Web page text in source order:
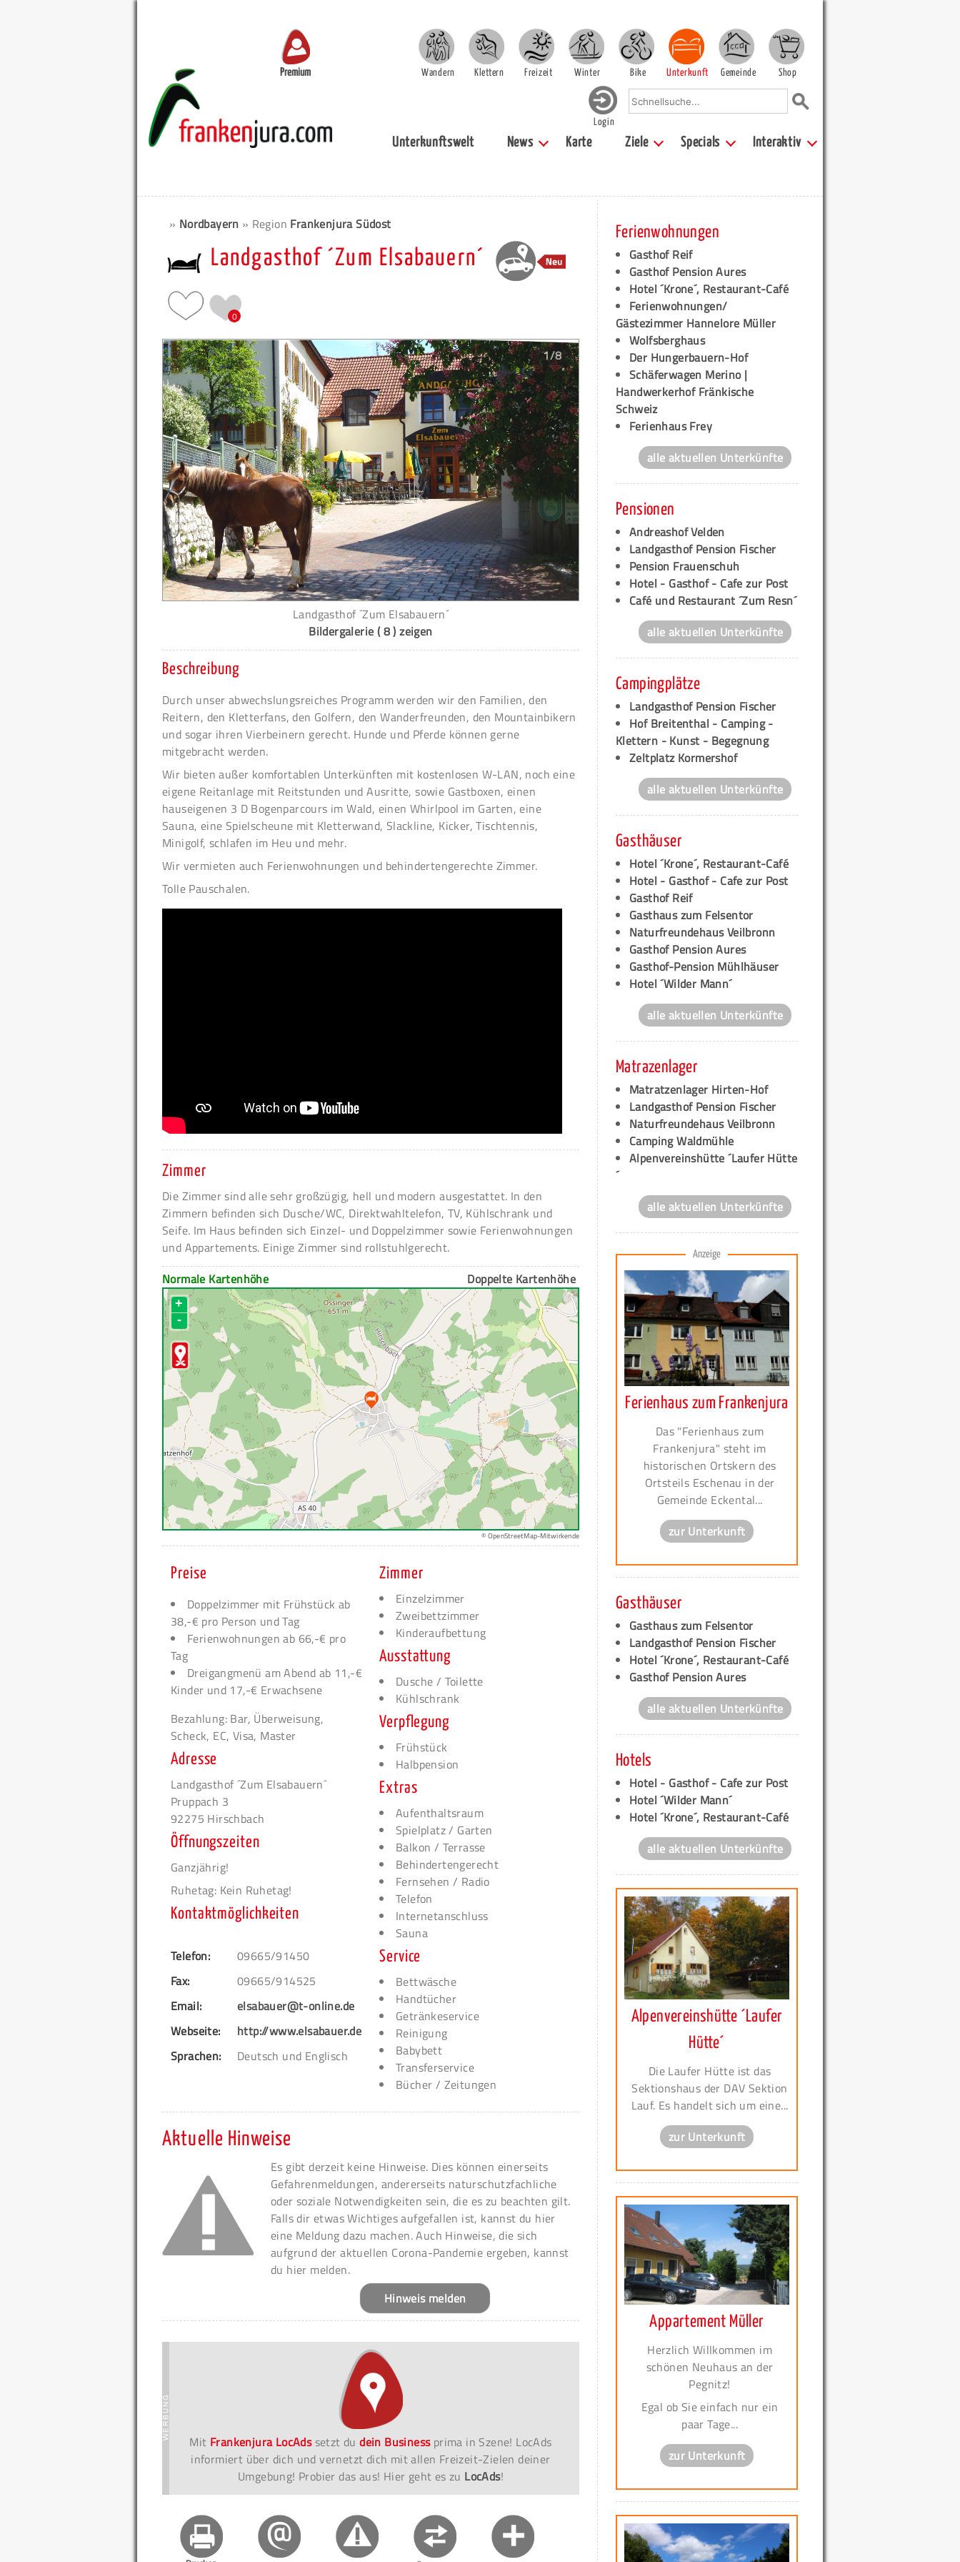
Premium Wandern Klettern Freizeit Winter Bike Unterkunft Gemeinde Shop
Login
Unterkunftswelt News Karte Ziele Specials Interaktiv
» Nordbayern » Region Frankenjura Südost
Landgasthof ´Zum Elsabauern´
0
1/8
Landgasthof ´Zum Elsabauern´
Bildergalerie ( 8 ) zeigen
Beschreibung
Durch unser abwechslungsreiches Programm werden wir den Familien, den
Reitern, den Kletterfans, den Golfern, den Wanderfreunden, den Mountainbikern
und sogar ihren Vierbeinern gerecht. Hunde und Pferde können gerne
mitgebracht werden.
Wir bieten außer komfortablen Unterkünften mit kostenlosen W-LAN, noch eine
eigene Reitanlage mit Reitstunden und Ausritte, sowie Gastboxen, einen
hauseigenen 3 D Bogenparcours im Wald, einen Whirlpool im Garten, eine
Sauna, eine Spielscheune mit Kletterwand, Slackline, Kicker, Tischtennis,
Minigolf, schlafen im Heu und mehr.
Wir vermieten auch Ferienwohnungen und behindertengerechte Zimmer.
Tolle Pauschalen.
Zimmer
Die Zimmer sind alle sehr großzügig, hell und modern ausgestattet. In den
Zimmern befinden sich Dusche/WC, Direktwahltelefon, TV, Kühlschrank und
Seife. Im Haus befinden sich Einzel- und Doppelzimmer sowie Ferienwohnungen
und Appartements. Einige Zimmer sind rollstuhlgerecht.
Normale Kartenhöhe
Doppelte Kartenhöhe
+
-
© OpenStreetMap-Mitwirkende
Preise
Doppelzimmer mit Frühstück ab
38,-€ pro Person und Tag
Ferienwohnungen ab 66,-€ pro
Tag
Dreigangmenü am Abend ab 11,-€
Kinder und 17,-€ Erwachsene
Bezahlung: Bar, Überweisung,
Scheck, EC, Visa, Master
Adresse
Landgasthof ´Zum Elsabauern´
Pruppach 3
92275 Hirschbach
Öffnungszeiten
Ganzjährig!
Ruhetag: Kein Ruhetag!
Kontaktmöglichkeiten
Telefon:
09665/91450
Fax:
09665/914525
Email:
elsabauer@t-online.de
Webseite:
http://www.elsabauer.de
Sprachen:
Deutsch und Englisch
Zimmer
Einzelzimmer
Zweibettzimmer
Kinderaufbettung
Ausstattung
Dusche / Toilette
Kühlschrank
Verpflegung
Frühstück
Halbpension
Extras
Aufenthaltsraum
Spielplatz / Garten
Balkon / Terrasse
Behindertengerecht
Fernsehen / Radio
Telefon
Internetanschluss
Sauna
Service
Bettwäsche
Handtücher
Getränkeservice
Reinigung
Babybett
Transferservice
Bücher / Zeitungen
Aktuelle Hinweise
Es gibt derzeit keine Hinweise. Dies können einerseits
Gefahrenmeldungen, andererseits naturschutzfachliche
oder soziale Notwendigkeiten sein, die es zu beachten gilt.
Falls dir etwas Wichtiges aufgefallen ist, kannst du hier
eine Meldung dazu machen. Auch Hinweise, die sich
aufgrund der aktuellen Corona-Pandemie ergeben, kannst
du hier melden.
Hinweis melden
Mit Frankenjura LocAdssetzt dudein Businessprima in Szene! LocAds
informiert über dich und vernetzt dich mit allen Freizeit-Zielen deiner
Umgebung! Probier das aus! Hier geht es zu LocAds!
Ferienwohnungen
Gasthof Reif
Gasthof Pension Aures
Hotel ´Krone´, Restaurant-Café
Ferienwohnungen/
Gästezimmer Hannelore Müller
Wolfsberghaus
Der Hungerbauern-Hof
Schäferwagen Merino |
Handwerkerhof Fränkische
Schweiz
Ferienhaus Frey
alle aktuellen Unterkünfte
Pensionen
Andreashof Velden
Landgasthof Pension Fischer
Pension Frauenschuh
Hotel - Gasthof - Cafe zur Post
Café und Restaurant ´Zum Resn´
alle aktuellen Unterkünfte
Campingplätze
Landgasthof Pension Fischer
Hof Breitenthal - Camping -
Klettern - Kunst - Begegnung
Zeltplatz Kormershof
alle aktuellen Unterkünfte
Gasthäuser
Hotel ´Krone´, Restaurant-Café
Hotel - Gasthof - Cafe zur Post
Gasthof Reif
Gasthaus zum Felsentor
Naturfreundehaus Veilbronn
Gasthof Pension Aures
Gasthof-Pension Mühlhäuser
Hotel ´Wilder Mann´
alle aktuellen Unterkünfte
Matrazenlager
Matratzenlager Hirten-Hof
Landgasthof Pension Fischer
Naturfreundehaus Veilbronn
Camping Waldmühle
Alpenvereinshütte ´Laufer Hütte
´
alle aktuellen Unterkünfte
Anzeige
Ferienhaus zum Frankenjura
Das "Ferienhaus zum
Frankenjura" steht im
historischen Ortskern des
Ortsteils Eschenau in der
Gemeinde Eckental...
zur Unterkunft
Gasthäuser
Gasthaus zum Felsentor
Landgasthof Pension Fischer
Hotel ´Krone´, Restaurant-Café
Gasthof Pension Aures
alle aktuellen Unterkünfte
Hotels
Hotel - Gasthof - Cafe zur Post
Hotel ´Wilder Mann´
Hotel ´Krone´, Restaurant-Café
alle aktuellen Unterkünfte
Alpenvereinshütte ´Laufer
Hütte´
Die Laufer Hütte ist das
Sektionshaus der DAV Sektion
Lauf. Es handelt sich um eine...
zur Unterkunft
Appartement Müller
Herzlich Willkommen im
schönen Neuhaus an der
Pegnitz!
Egal ob Sie einfach nur ein
paar Tage...
zur Unterkunft